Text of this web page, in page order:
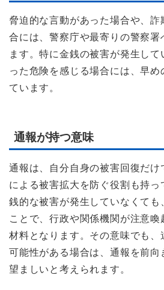
脅迫的な言動があった場合や、詐
合には、警察庁や最寄りの警察署
ます。特に金銭の被害が発生して
った危険を感じる場合には、早
ています。
通報が持つ意味
通報は、自分自身の被害回復だけ
による被害拡大を防ぐ役割も持っ
銭的な被害が発生していなくても
ことで、行政や関係機関が注意喚
材料となります。その意味でも、
可能性がある場合は、通報を前向
望ましいと考えられます。